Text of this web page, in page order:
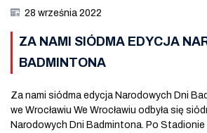
28 września 2022
ZA NAMI SIÓDMA EDYCJA
BADMINTONA
Za nami siódma edycja Narodowych Dni
we Wrocławiu We Wrocławiu odbyła się
Narodowych Dni Badmintona. Po Stadionie